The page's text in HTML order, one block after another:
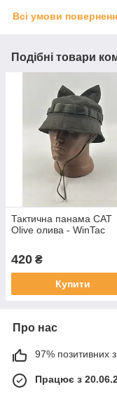
Всі умови
Подібні товари
Тактична панама CAT
Olive олива - WinTac
420 ₴
Купити
Про нас
97% позитивних з
Працює з